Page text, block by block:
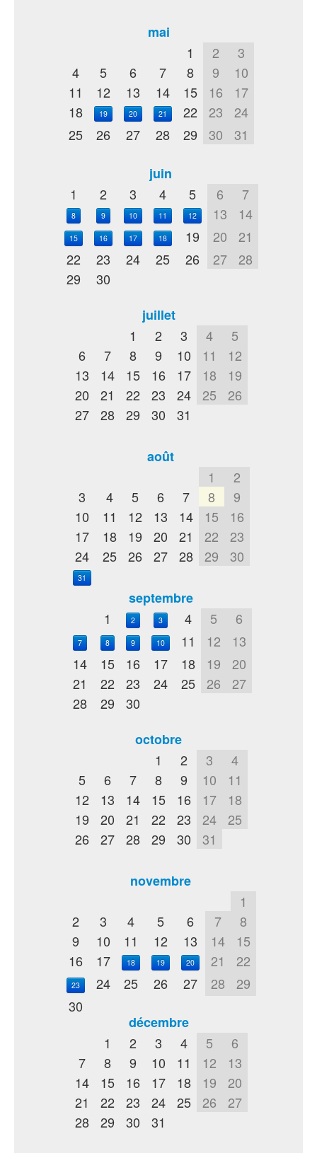
mai
1
2
3
4
5 6 7 8 9
10
11
12 13 14 15 16
17
18
19 20 21 22 23
24
25
26 27 28 29 30 31
juin
1
2 3 4 5 6 7
8 9 10 11 12 13 14
15 16 17 18 19 20
21
22
23 24 25 26 27
28
29
30
juillet
1
2 3 4
5
6
7 8 9 10 11
12
13
14 15 16 17 18
19
20
21 22 23 24 25
26
27
28 29 30 31
août
1
2
3
4 5 6 7 8
9
10
11 12 13 14 15
16
17
18 19 20 21 22
23
24
25 26 27 28 29 30
31
septembre
1
2 3 4 5 6
7 8 9 10 11 12
13
14
15 16 17 18 19
20
21
22 23 24 25 26
27
28
29
30
octobre
1
2 3
4
5
6 7 8 9 10
11
12
13 14 15 16 17
18
19
20 21 22 23 24
25
26
27 28 29 30 31
novembre
1
2
3 4 5 6 7
8
9
10 11 12 13 14
15
16
17 18 19 20 21 22
23 24 25 26 27 28
29
30
décembre
1
2 3 4 5
6
7
8 9 10 11 12
13
14
15 16 17 18 19
20
21
22 23 24 25 26
27
28
29 30 31